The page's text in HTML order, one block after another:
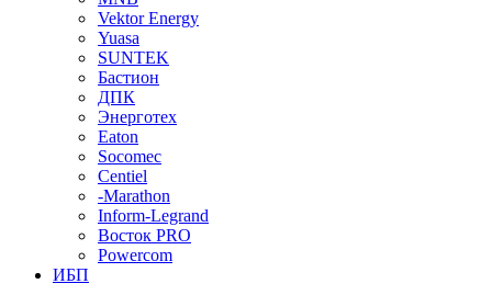
Vektor Energy
Yuasa
SUNTEK
Бастион
ДПК
Энерготех
Eaton
Socomec
Centiel
-Marathon
Inform-Legrand
Восток PRO
Powercom
ИБП